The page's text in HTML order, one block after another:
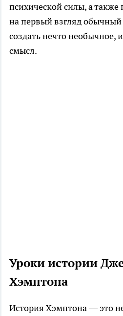
психической силы, а
на первый взгляд
создать нечто необычное,
смысл.
Уроки истории
Хэмптона
История Хэмптона — это